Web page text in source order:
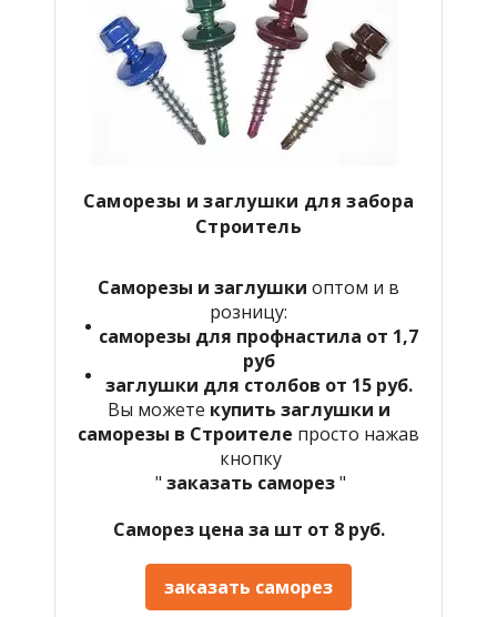
Саморезы и заглушки для забора
Строитель
Саморезы и заглушки оптом и в
розницу:
саморезы для профнастила от 1,7
руб
заглушки для столбов от 15 руб.
Вы можете купить заглушки и
саморезы в Строителе просто нажав
кнопку
" заказать саморез"
Саморез цена за шт от 8 руб.
заказать саморез